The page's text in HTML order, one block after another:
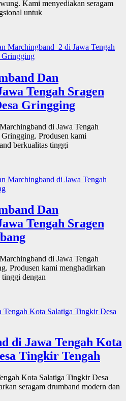
Kami menyediakan seragam
untuk
Dan
Tengah Sragen
Gringging
di Jawa Tengah
Produsen kami
berkualitas tinggi
Dan
Tengah Sragen
di Jawa Tengah
Produsen kami menghadirkan
tinggi dengan
di Jawa Tengah Kota
Tingkir Tengah
Kota Salatiga Tingkir Desa
seragam drumband modern dan